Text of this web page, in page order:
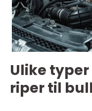
Ulike
riper til